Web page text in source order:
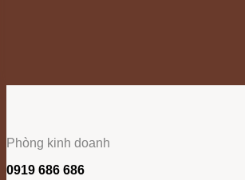
Phòng kinh doanh
0919 686 686